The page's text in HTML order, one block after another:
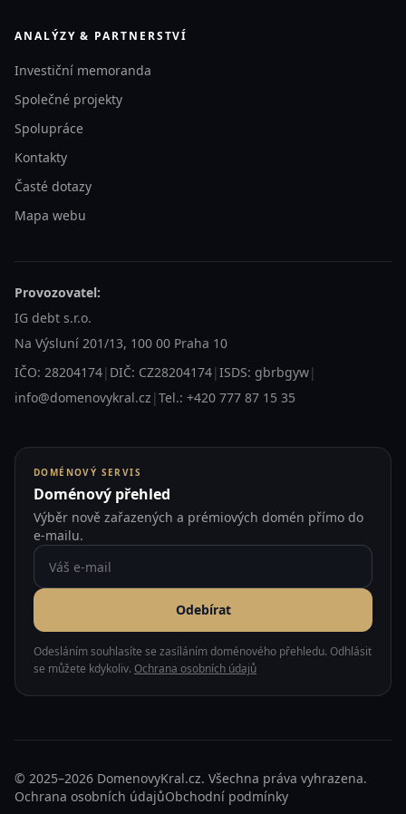
ANALÝZY & PARTNERSTVÍ
Investiční memoranda
Společné projekty
Spolupráce
Kontakty
Časté dotazy
Mapa webu
Provozovatel:
IG debt s.r.o.
Na Výsluní 201/13, 100 00 Praha 10
IČO: 28204174| DIČ: CZ28204174| ISDS: gbrbgyw|
info@domenovykral.cz | Tel.: +420 777 87 15 35
DOMÉNOVÝ SERVIS
Doménový přehled
Výběr nově zařazených a prémiových domén přímo do
e-mailu.
Odebírat
Odesláním souhlasíte se zasíláním doménového přehledu. Odhlásit
se můžete kdykoliv. Ochrana osobních údajů
© 2025–2026 DomenovyKral.cz. Všechna práva vyhrazena.
Ochrana osobních údajůObchodní podmínky